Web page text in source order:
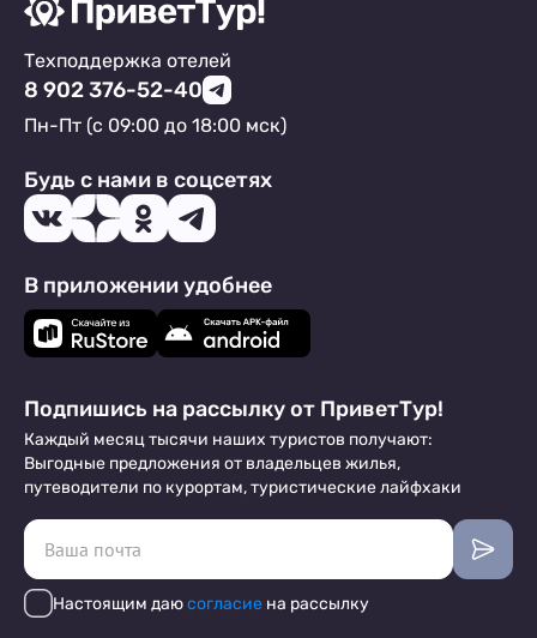
Техподдержка отелей
8 902 376-52-40
Пн-Пт (с 09:00 до 18:00 мск)
Будь с нами в соцсетях
В приложении удобнее
Подпишись на рассылку от ПриветТур!
Каждый месяц тысячи наших туристов получают:
Выгодные предложения от владельцев жилья,
путеводители по курортам, туристические лайфхаки
Настоящим даюсогласие на рассылку